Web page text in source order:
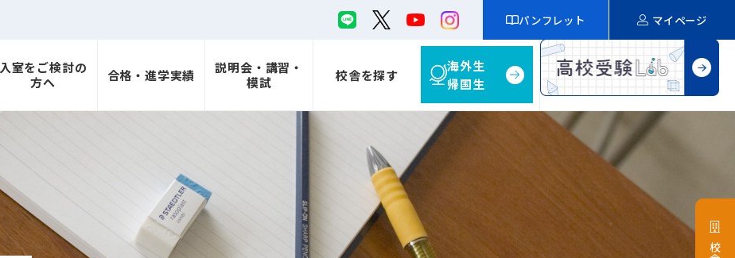
入室をご検討の
方へ
合格・進学実績
説明会・講習・
模試
校舎を探す
海外生
帰国生
パンフレット マイページ